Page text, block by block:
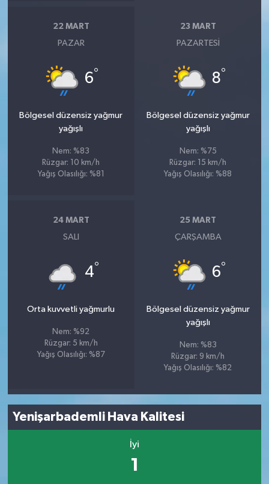
22 MART
PAZAR
6°
Bölgesel düzensiz yağmur
yağışlı
Nem: %83
Rüzgar: 10 km/h
Yağış Olasılığı: %81
23 MART
PAZARTESI
8°
Bölgesel düzensiz yağmur
yağışlı
Nem: %75
Rüzgar: 15 km/h
Yağış Olasılığı: %88
24 MART
SALI
4°
Orta kuvvetli yağmurlu
Nem: %92
Rüzgar: 5 km/h
Yağış Olasılığı: %87
25 MART
ÇARŞAMBA
6°
Bölgesel düzensiz yağmur
yağışlı
Nem: %83
Rüzgar: 9 km/h
Yağış Olasılığı: %82
Yenişarbademli Hava Kalitesi
İyi
1